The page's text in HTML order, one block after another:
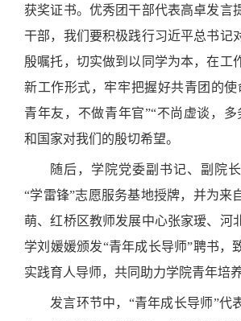
获奖证书。优秀团干部代表高卓发言
干部，我们要积极践行习近平总书记
殷嘱托， 切实做到以同学为本，在工
新工作形式，牢牢把握好共青团的
青年友，不做青年官”“不尚虚谈，多
和国家对我们的殷切希望。
随后， 学院党委副书记、副院
“学雷锋”志愿服务基地授牌，并为来
萌、红桥区教师发展中心张家瑷、河
学刘媛媛颁发“青年成长导师”聘书，
实践育人导师，共同助力学院青年培
发言环节中， “青年成长导师”代